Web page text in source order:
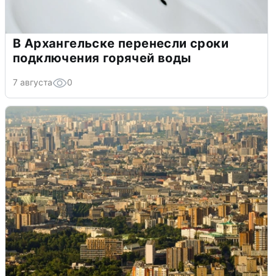
В Архангельске перенесли сроки
подключения горячей воды
7 августа 0